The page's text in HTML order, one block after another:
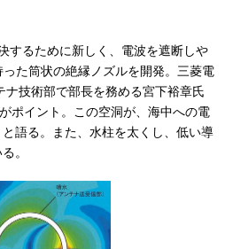
するために新しく、電波を遮断しや
た筒状の絶縁ノズルを開発。三菱電
ナ技術部で部長を務める宮下裕章氏
ポイント。この空洞が、海中への電
語る。また、水柱を太くし、低い導
。